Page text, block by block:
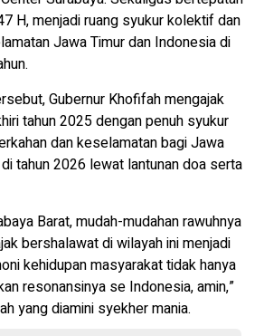
H, menjadi ruang syukur kolektif dan
Jawa Timur dan Indonesia di
Gubernur Khofifah mengajak
tahun 2025 dengan penuh syukur
dan keselamatan bagi Jawa
tahun 2026 lewat lantunan doa serta
Barat, mudah-mudahan rawuhnya
bershalawat di wilayah ini menjadi
kehidupan masyarakat tidak hanya
resonansinya se Indonesia, amin,”
yang diamini syekher mania.